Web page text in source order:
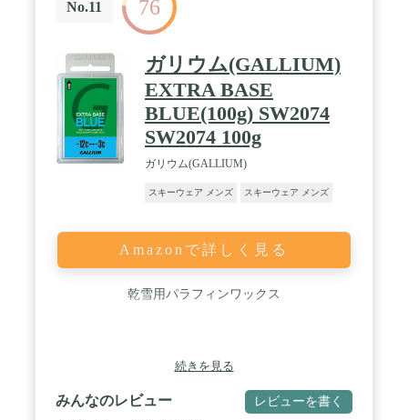
No.11 76
ガリウム(GALLIUM)
EXTRA BASE
BLUE(100g) SW2074
SW2074 100g
ガリウム(GALLIUM)
スキーウェア メンズ スキーウェア メンズ
Amazonで詳しく見る
乾雪用パラフィンワックス
続きを見る
みんなのレビュー レビューを書く